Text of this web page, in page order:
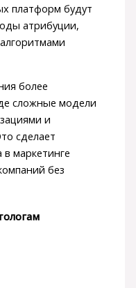
платформ будут
атрибуции,
более
сложные модели
и
сделает
маркетинге
без